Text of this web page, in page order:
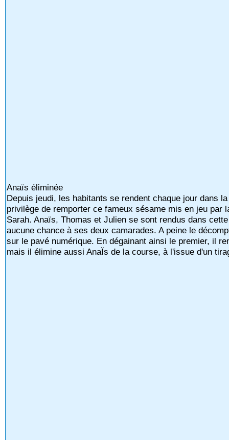
Anaïs éliminée
Depuis jeudi, les habitants se rendent chaque jour dans
privilège de remporter ce fameux sésame mis en jeu
Sarah. Anaïs, Thomas et Julien se sont rendus dans
aucune chance à ses deux camarades. A peine le
sur le pavé numérique. En dégainant ainsi le premier, il
mais il élimine aussi AnaÏs de la course, à l'issue d'un